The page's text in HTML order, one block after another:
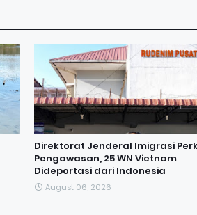
Direktorat Jenderal Imigrasi
Pengawasan, 25 WN Vietnam
Dideportasi dari Indonesia
August 06, 2026